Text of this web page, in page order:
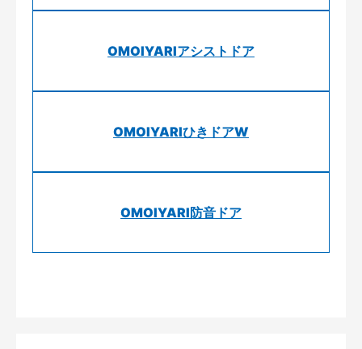
OMOIYARIアシストドア
OMOIYARIひきドアW
OMOIYARI防音ドア